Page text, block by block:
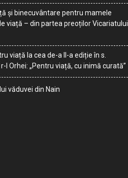
și binecuvântare pentru mamele
viață – din partea preoților Vicariatului
viață la cea de-a II-a ediție în s.
l Orhei: „Pentru viață, cu inimă curată”
văduvei din Nain